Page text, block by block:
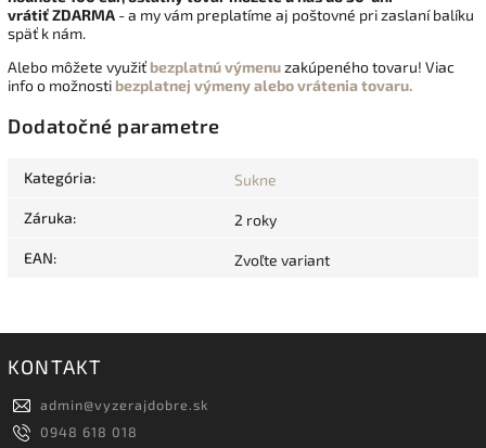
vrátiťZDARMA - a my vám preplatíme aj poštovné pri zaslaní balíku
späť k nám.
Alebo môžete využiť bezplatnú výmenuzakúpeného tovaru! Viac
info o možnosti bezplatnej výmeny alebo vrátenia tovaru.
Dodatočné parametre
Kategória: Sukne
Záruka: 2 roky
EAN: Zvoľte variant
KONTAKT
admin@vyzerajdobre.sk
0948 618 018